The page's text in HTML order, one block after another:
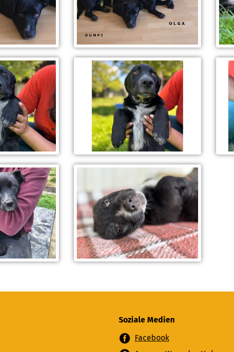
Soziale Medien
Facebook